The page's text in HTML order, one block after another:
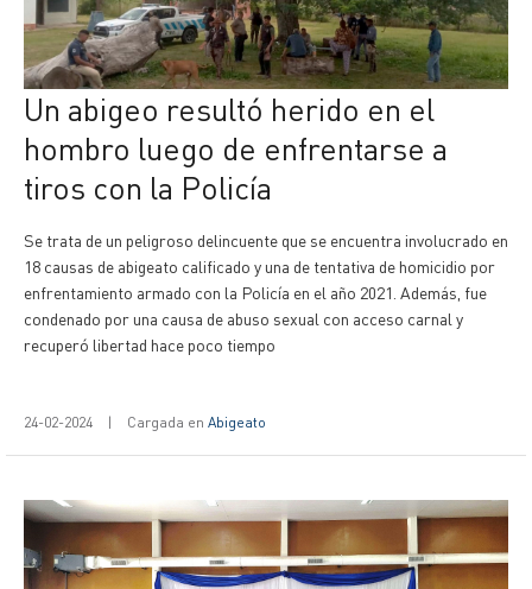
Un abigeo resultó herido en el
hombro luego de enfrentarse a
tiros con la Policía
Se trata de un peligroso delincuente que se encuentra involucrado en
18 causas de abigeato calificado y una de tentativa de homicidio por
enfrentamiento armado con la Policía en el año 2021. Además, fue
condenado por una causa de abuso sexual con acceso carnal y
recuperó libertad hace poco tiempo
24-02-2024 | Cargada en Abigeato